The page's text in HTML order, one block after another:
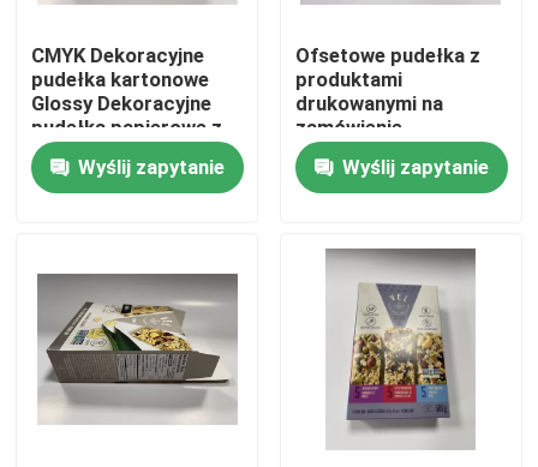
Wycieczka po fabryce
Kontrola jakości
Nowości
Poproś o wycenę
Papierowe pudełko upominkowe
CMYK Dekoracyjne
pudełka kartonowe
Glossy Dekoracyjne
pudełka papierowe z
pokrywkami
Wyślij zapytanie
Ofsetowe pudełka z
produktami
drukowanymi na
zamówienie
Wyślij zapytanie